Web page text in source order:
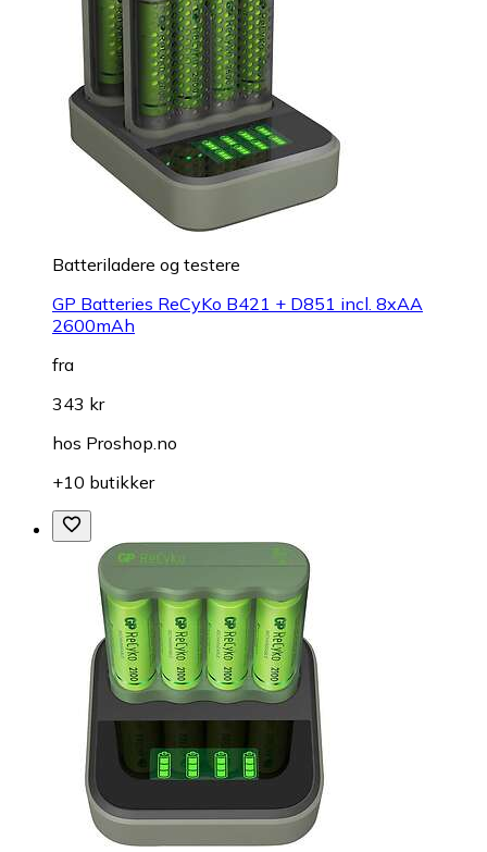
Batteriladere og testere
GP Batteries ReCyKo B421 + D851 incl. 8xAA
2600mAh
fra
343 kr
hos Proshop.no
+10 butikker